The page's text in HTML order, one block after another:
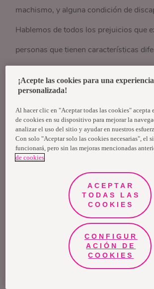
machismo, y alguna condición de
Hablemos de todos los prejuicios que
personas que tienen características
Seamos nosotros los que proponemos
conversaciones difíciles, los que nos
de que nuestro hijo nunca sea el difusor
mensajes de odio y de que, en caso de
¡Acepte las cookies para una
personalizada!
Al hacer clic en "Aceptar todas las cookies" acepta
de cookies en su dispositivo para mejorar la
analizar el uso del sitio y ayudar en nuestros
Con solo "Aceptar solo las cookies necesarias", el
funcionará, pero sin las mejoras mencionadas
de cookies
ACEPTAR
TODAS LAS
COOKIES
CONFIGUR
ACIÓN DE
COOKIES